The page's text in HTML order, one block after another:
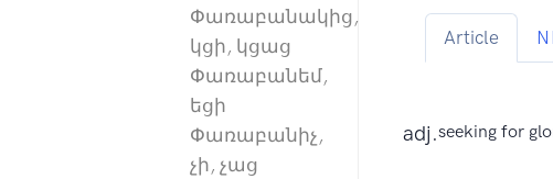
Փառաբանակից,
կցի, կցաց
Փառաբանեմ,
եցի
Փառաբանիչ,
չի, չաց
Article
adj.seeking for